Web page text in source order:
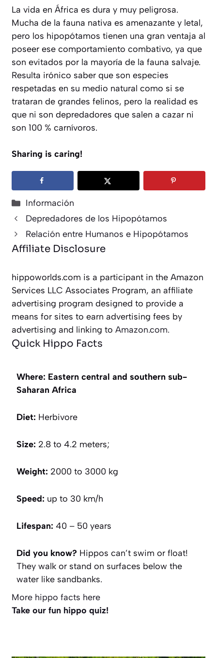
La vida en África es dura y muy peligrosa.
Mucha de la fauna nativa es amenazante y letal,
pero los hipopótamos tienen una gran ventaja al
poseer ese comportamiento combativo, ya que
son evitados por la mayoría de la fauna salvaje.
Resulta irónico saber que son especies
respetadas en su medio natural como si se
trataran de grandes felinos, pero la realidad es
que ni son depredadores que salen a cazar ni
son 100 % carnívoros.
Sharing is caring!
Categorías
Información
Depredadores de los Hipopótamos
Relación entre Humanos e Hipopótamos
Affiliate Disclosure
hippoworlds.com is a participant in the Amazon
Services LLC Associates Program, an affiliate
advertising program designed to provide a
means for sites to earn advertising fees by
advertising and linking to Amazon.com.
Quick Hippo Facts
Where: Eastern central and southern sub-
Saharan Africa
Diet: Herbivore
Size: 2.8 to 4.2 meters;
Weight: 2000 to 3000 kg
Speed: up to 30 km/h
Lifespan: 40 – 50 years
Did you know? Hippos can’t swim or float!
They walk or stand on surfaces below the
water like sandbanks.
More hippo facts here
Take our fun hippo quiz!